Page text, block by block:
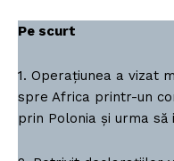
Pe scurt
1. Operațiunea a vizat
spre Africa printr-un
prin Polonia și urma